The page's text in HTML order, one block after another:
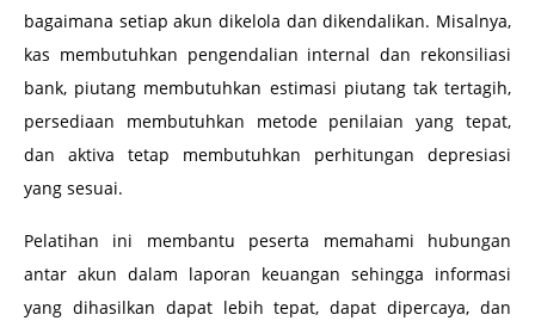
bagaimana setiap akun dikelola dan dikendalikan. Misalnya,
kas membutuhkan pengendalian internal dan rekonsiliasi
bank, piutang membutuhkan estimasi piutang tak tertagih,
persediaan membutuhkan metode penilaian yang tepat,
dan aktiva tetap membutuhkan perhitungan depresiasi
yang sesuai.
Pelatihan ini membantu peserta memahami hubungan
antar akun dalam laporan keuangan sehingga informasi
yang dihasilkan dapat lebih tepat, dapat dipercaya, dan